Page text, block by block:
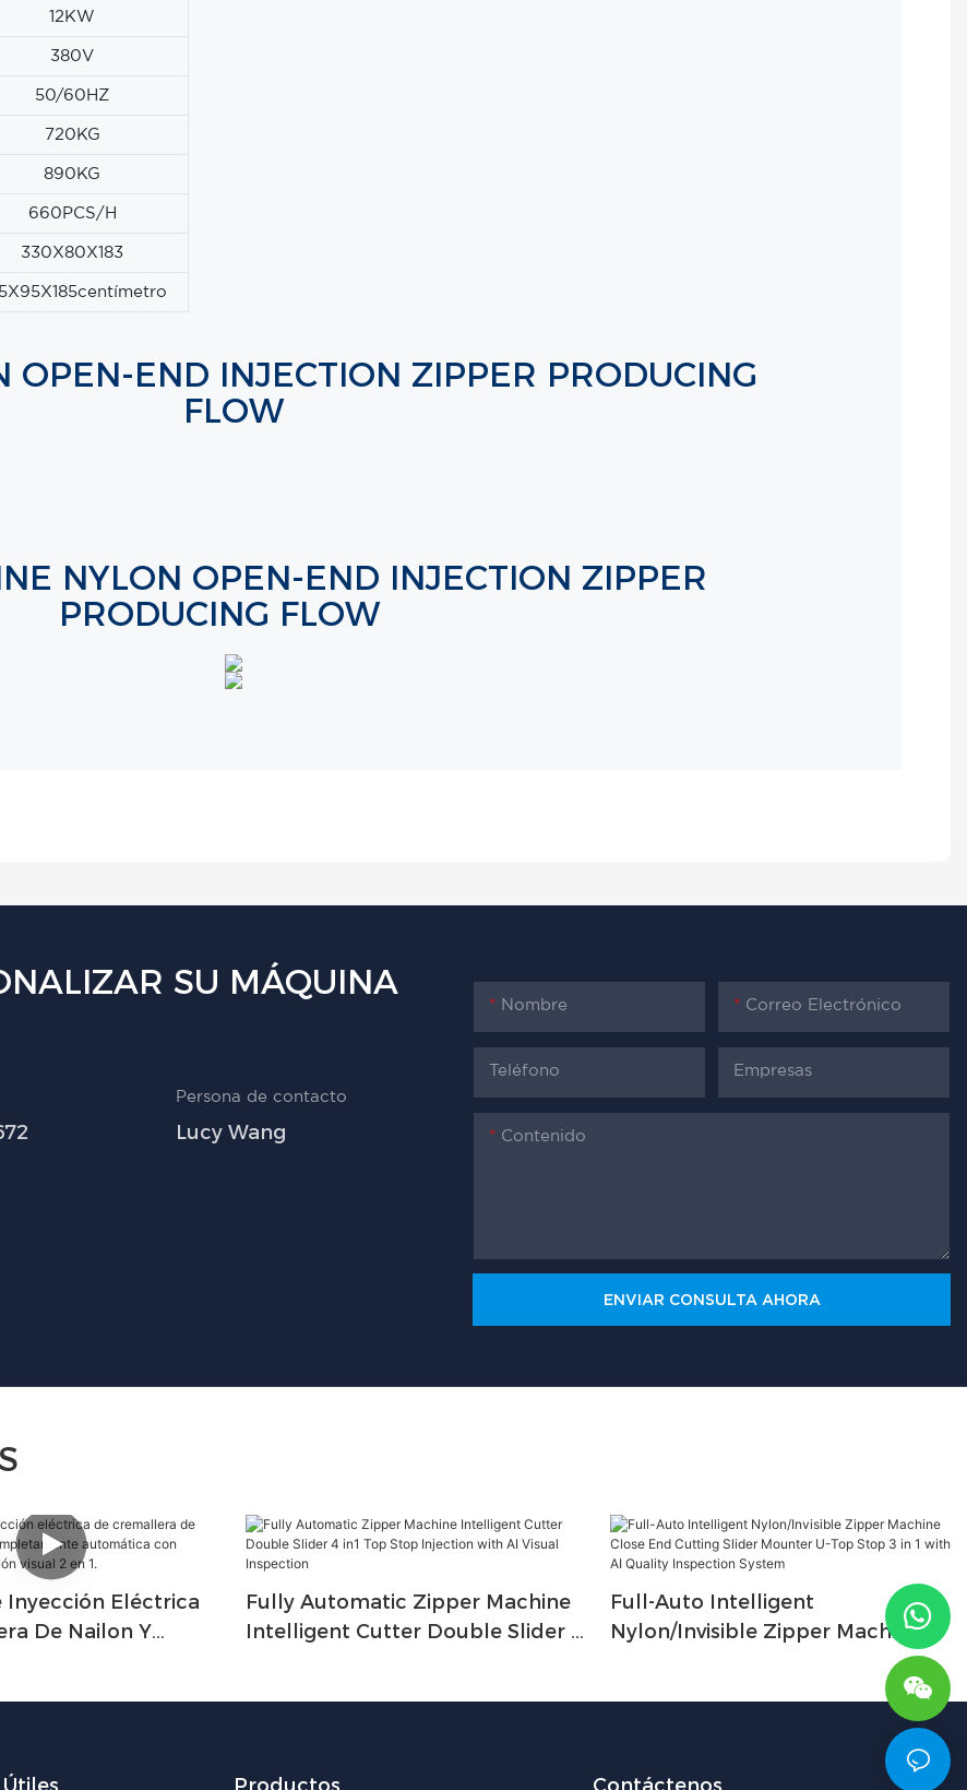
12KW
380V
50/60HZ
720KG
890KG
660PCS/H
330X80X183
OPEN-END INJECTION ZIPPER PRODUCING
FLOW
NYLON OPEN-END INJECTION ZIPPER
PRODUCING FLOW
SU MÁQUINA
Persona de contacto
Lucy Wang
Nombre Correo Electrónico
Teléfono Empresas
Contenido
ENVIAR CONSULTA AHORA
Inyección Eléctrica
De Nailon Y
Fully Automatic Zipper Machine
Intelligent Cutter Double Slider 4
Full-Auto Intelligent
Nylon/Invisible Zipper Machine
Close End Cutting Slider Mounter
U-Top Stop 3 In 1 With AI Quality